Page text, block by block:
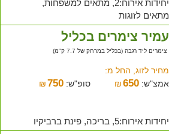
יחידות אירוח:2, מתאים למשפחות,
מתאים לזוגות
עמיר צימרים בכליל
צימרים ליד רגבה (בכליל במרחק של 7.7 ק"מ)
מחיר לזוג, החל מ:
אמצ"ש:
₪650 סופ"ש: ₪ 750
יחידות אירוח:5, בריכה, פינת ברביקיו